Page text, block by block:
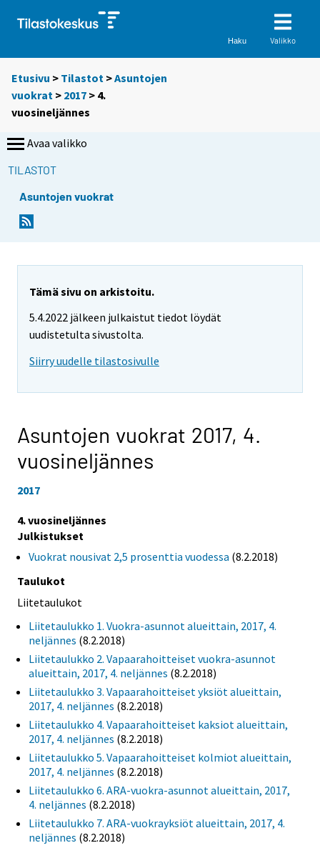
Haku Valikko
Etusivu > Tilastot >Asuntojen
vuokrat > 2017 > 4.
vuosineljännes
Avaa valikko
TILASTOT
Asuntojen vuokrat
Tämä sivu on arkistoitu.
5.4.2022 jälkeen julkaistut tiedot löydät
uudistetulta sivustolta.
Siirry uudelle tilastosivulle
Asuntojen vuokrat 2017, 4.
vuosineljännes
2017
4. vuosineljännes
Julkistukset
Vuokrat nousivat 2,5 prosenttia vuodessa (8.2.2018)
Taulukot
Liitetaulukot
Liitetaulukko 1. Vuokra-asunnot alueittain, 2017, 4.
neljännes (8.2.2018)
Liitetaulukko 2. Vapaarahoitteiset vuokra-asunnot
alueittain, 2017, 4. neljännes (8.2.2018)
Liitetaulukko 3. Vapaarahoitteiset yksiöt alueittain,
2017, 4. neljännes (8.2.2018)
Liitetaulukko 4. Vapaarahoitteiset kaksiot alueittain,
2017, 4. neljännes (8.2.2018)
Liitetaulukko 5. Vapaarahoitteiset kolmiot alueittain,
2017, 4. neljännes (8.2.2018)
Liitetaulukko 6. ARA-vuokra-asunnot alueittain, 2017,
4. neljännes (8.2.2018)
Liitetaulukko 7. ARA-vuokrayksiöt alueittain, 2017, 4.
neljännes (8.2.2018)